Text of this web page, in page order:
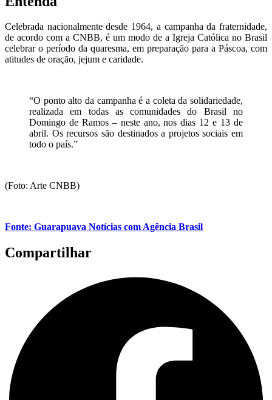
Celebrada nacionalmente desde 1964, a campanha da fraternidade,
de acordo com a CNBB, é um modo de a Igreja Católica no Brasil
celebrar o período da quaresma, em preparação para a Páscoa, com
atitudes de oração, jejum e caridade.
“O ponto alto da campanha é a coleta da solidariedade,
realizada em todas as comunidades do Brasil no
Domingo de Ramos – neste ano, nos dias 12 e 13 de
abril. Os recursos são destinados a projetos sociais em
todo o país.”
(Foto: Arte CNBB)
Fonte: Guarapuava Notícias com Agência Brasil
Compartilhar